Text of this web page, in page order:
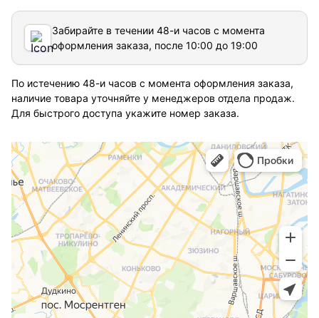
Забирайте в течении 48-и часов с момента
оформления заказа, после 10:00 до 19:00
По истечению 48-и часов с момента оформления заказа,
наличие товара уточняйте у менеджеров отдела продаж.
Для быстрого доступа укажите номер заказа.